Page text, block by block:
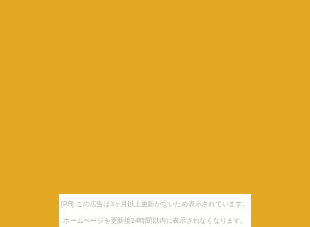
[PR] この広告は3ヶ月以上更新がないため表示されています。
ホームページを更新後24時間以内に表示されなくなります。